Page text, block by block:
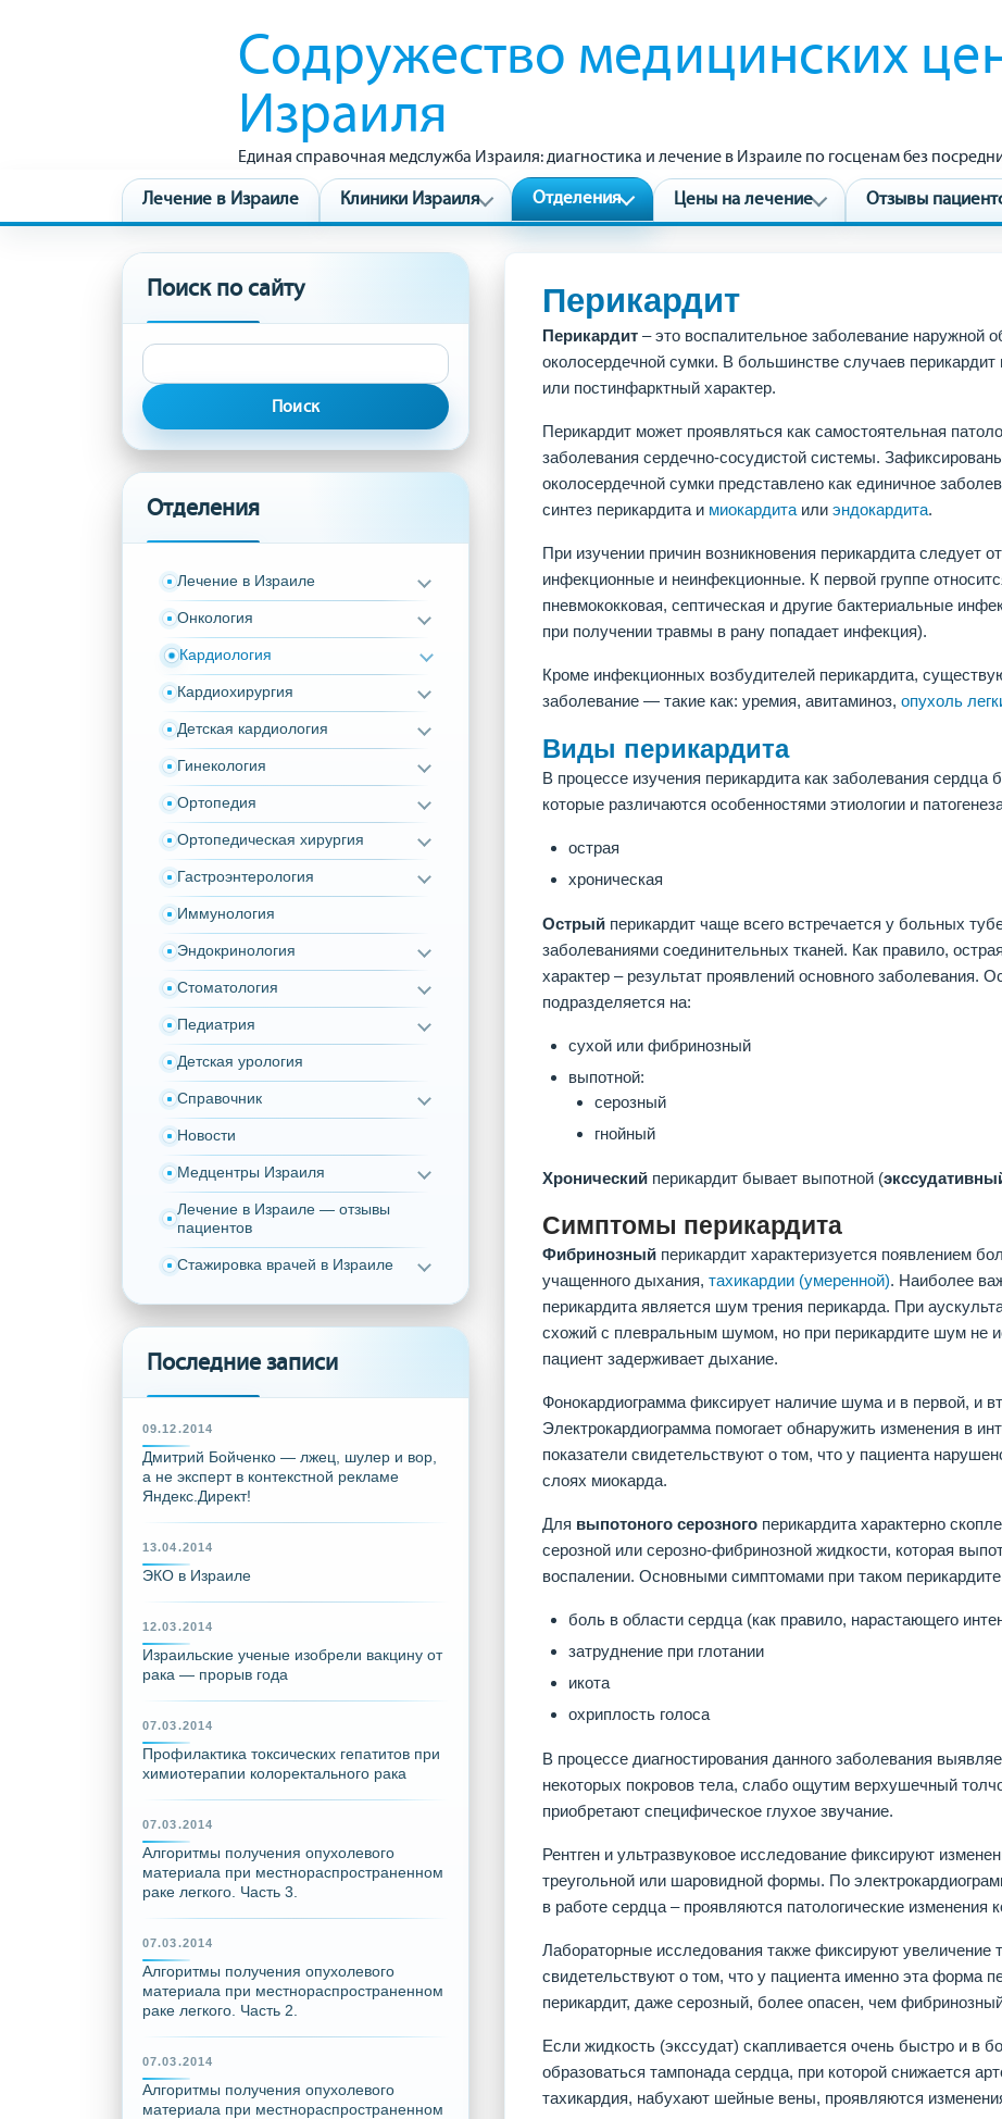
Содружество медицинских
Израиля
Единая справочная медслужба Израиля: диагностика и лечение в Израиле по госценам без
Лечение в Израиле Клиники Израиля Отделения Цены на лечение Отзывы
Поиск по сайту
Найти:
Отделения
Лечение в Израиле
Онкология
Кардиология
Кардиохирургия
Детская кардиология
Гинекология
Ортопедия
Ортопедическая хирургия
Гастроэнтерология
Иммунология
Эндокринология
Стоматология
Педиатрия
Детская урология
Справочник
Новости
Медцентры Израиля
Лечение в Израиле — отзывы
пациентов
Стажировка врачей в Израиле
Последние записи
09.12.2014
Дмитрий Бойченко — лжец, шулер и вор,
а не эксперт в контекстной рекламе
Яндекс.Директ!
13.04.2014
ЭКО в Израиле
12.03.2014
Израильские ученые изобрели вакцину от
рака — прорыв года
07.03.2014
Профилактика токсических гепатитов при
химиотерапии колоректального рака
07.03.2014
Алгоритмы получения опухолевого
материала при местнораспространенном
раке легкого. Часть 3.
07.03.2014
Алгоритмы получения опухолевого
материала при местнораспространенном
раке легкого. Часть 2.
07.03.2014
Алгоритмы получения опухолевого
материала при местнораспространенном
Перикардит
Перикардит – это воспалительное заболевание наружной
околосердечной сумки. В большинстве случаев
или постинфарктный характер.
Перикардит может проявляться как самостоятельная
заболевания сердечно-сосудистой системы.
околосердечной сумки представлено как единичное
синтез перикардита и миокардита или эндокардита.
При изучении причин возникновения перикардита следует
инфекционные и неинфекционные. К первой группе
пневмококковая, септическая и другие бактериальные
при получении травмы в рану попадает инфекция).
Кроме инфекционных возбудителей перикардита,
заболевание — такие как: уремия, авитаминоз, опухоль
Виды перикардита
В процессе изучения перикардита как заболевания
которые различаются особенностями этиологии и
острая
хроническая
Острый перикардит чаще всего встречается у больных
заболеваниями соединительных тканей. Как правило,
характер – результат проявлений основного заболевания.
подразделяется на:
сухой или фибринозный
выпотной:
серозный
гнойный
Хронический перикардит бывает выпотной (
Симптомы перикардита
Фибринозный перикардит характеризуется появлением
учащенного дыхания, тахикардии (умеренной). Наиболее
перикардита является шум трения перикарда. При
схожий с плевральным шумом, но при перикардите шум не
пациент задерживает дыхание.
Фонокардиограмма фиксирует наличие шума и в первой, и
Электрокардиограмма помогает обнаружить изменения в
показатели свидетельствуют о том, что у пациента
слоях миокарда.
Для выпотоного серозного перикардита характерно
серозной или серозно-фибринозной жидкости, которая
воспалении. Основными симптомами при таком
боль в области сердца (как правило, нарастающего
затруднение при глотании
икота
охриплость голоса
В процессе диагностирования данного заболевания
некоторых покровов тела, слабо ощутим верхушечный
приобретают специфическое глухое звучание.
Рентген и ультразвуковое исследование фиксируют
треугольной или шаровидной формы. По
в работе сердца – проявляются патологические изменения
Лабораторные исследования также фиксируют увеличение
свидетельствуют о том, что у пациента именно эта форма
перикардит, даже серозный, более опасен, чем
Если жидкость (экссудат) скапливается очень быстро и в
образоваться тампонада сердца, при которой снижается
тахикардия, набухают шейные вены, проявляются